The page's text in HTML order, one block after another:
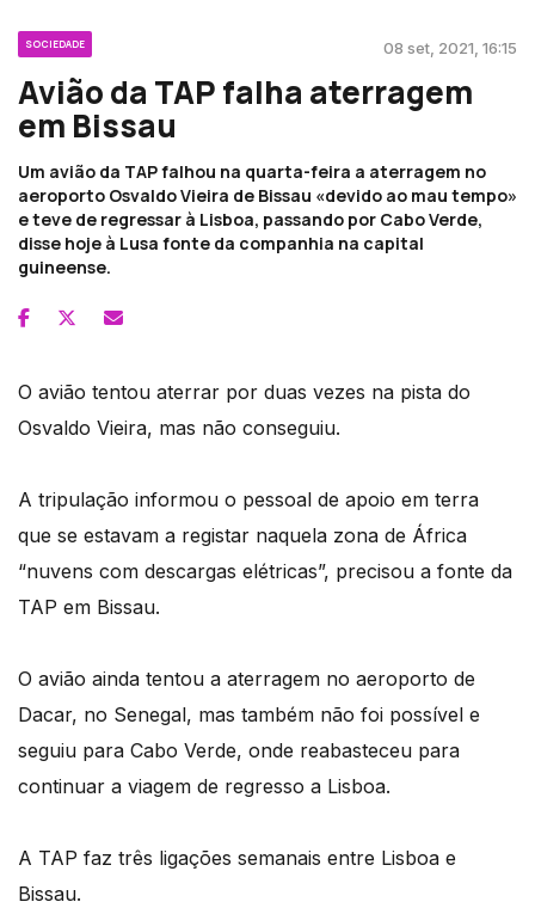
SOCIEDADE 08 set, 2021, 16:15
Avião da TAP falha aterragem
em Bissau
Um avião da TAP falhou na quarta-feira a aterragem no
aeroporto Osvaldo Vieira de Bissau «devido ao mau tempo»
e teve de regressar à Lisboa, passando por Cabo Verde,
disse hoje à Lusa fonte da companhia na capital
guineense.
O avião tentou aterrar por duas vezes na pista do
Osvaldo Vieira, mas não conseguiu.
A tripulação informou o pessoal de apoio em terra
que se estavam a registar naquela zona de África
“nuvens com descargas elétricas”, precisou a fonte da
TAP em Bissau.
O avião ainda tentou a aterragem no aeroporto de
Dacar, no Senegal, mas também não foi possível e
seguiu para Cabo Verde, onde reabasteceu para
continuar a viagem de regresso a Lisboa.
A TAP faz três ligações semanais entre Lisboa e
Bissau.